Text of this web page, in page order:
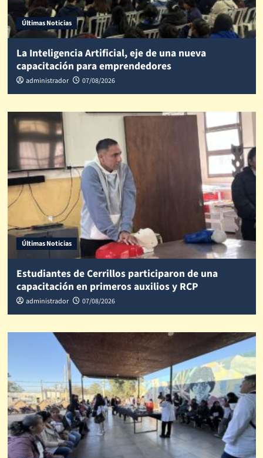
Últimas Noticias
La Inteligencia Artificial, eje de una nueva
capacitación para emprendedores
administrador 07/08/2026
Últimas Noticias
Estudiantes de Cerrillos participaron de una
capacitación en primeros auxilios y RCP
administrador 07/08/2026